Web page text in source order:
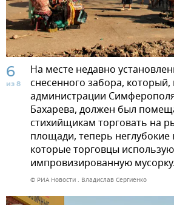
6
из 8
На месте недавно
снесенного забора,
администрации
Бахарева, должен был
стихийщикам торговать на
площади, теперь неглубокие
которые торговцы
импровизированную мусорку.
© РИА Новости . Владислав Сергиенко